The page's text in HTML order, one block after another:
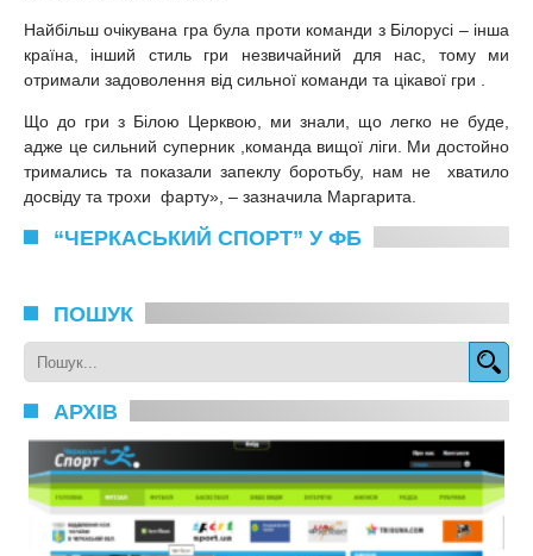
Найбільш очікувана гра була проти команди з Білорусі – інша
країна, інший стиль гри незвичайний для нас, тому ми
отримали задоволення від сильної команди та цікавої гри .
Що до гри з Білою Церквою, ми знали, що легко не буде,
адже це сильний суперник ,команда вищої ліги. Ми достойно
тримались та показали запеклу боротьбу, нам не
хватило
досвіду та трохи фарту», – зазначила Маргарита.
“ЧЕРКАСЬКИЙ СПОРТ” У ФБ
ПОШУК
АРХІВ